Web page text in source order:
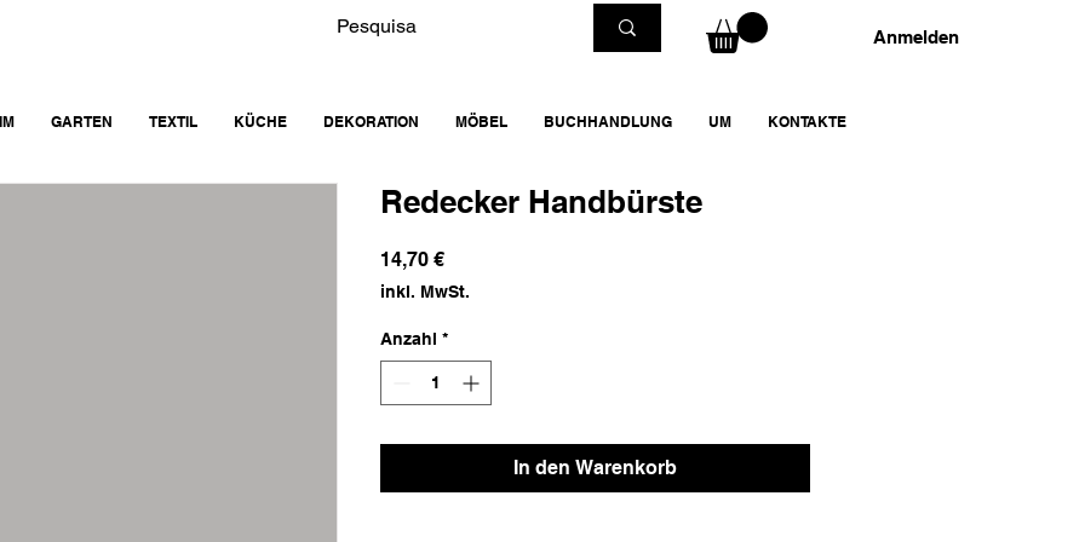
GARTEN TEXTIL KÜCHE DEKORATION MÖBEL BUCHHANDLUNG UM KONTAKTE
Anmelden
Redecker Handbürste
14,70 €Preis
inkl. MwSt.
Anzahl *
In den Warenkorb